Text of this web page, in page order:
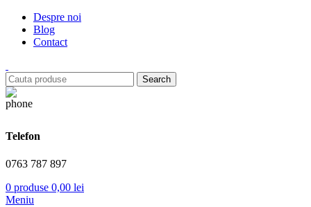
Despre noi
Blog
Contact
Search
Telefon
0763 787 897
0 produse 0,00 lei
Meniu